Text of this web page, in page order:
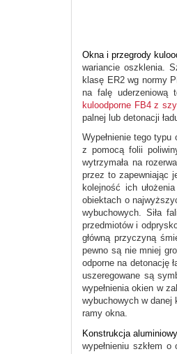
Okna i przegrody
wariancie oszklenia.
klasę ER2 wg normy
na falę uderzeniową
kuloodporne FB4 z
palnej lub detonacji
Wypełnienie tego typu
z pomocą folii
wytrzymała na
przez to zapewniając
kolejność ich
obiektach o
wybuchowych. Siła
przedmiotów i
główną przyczyną
pewno są nie mniej
odporne na detonację
uszeregowane są
wypełnienia okien w
wybuchowych w danej
ramy okna.
Konstrukcja
wypełnieniu szkłem